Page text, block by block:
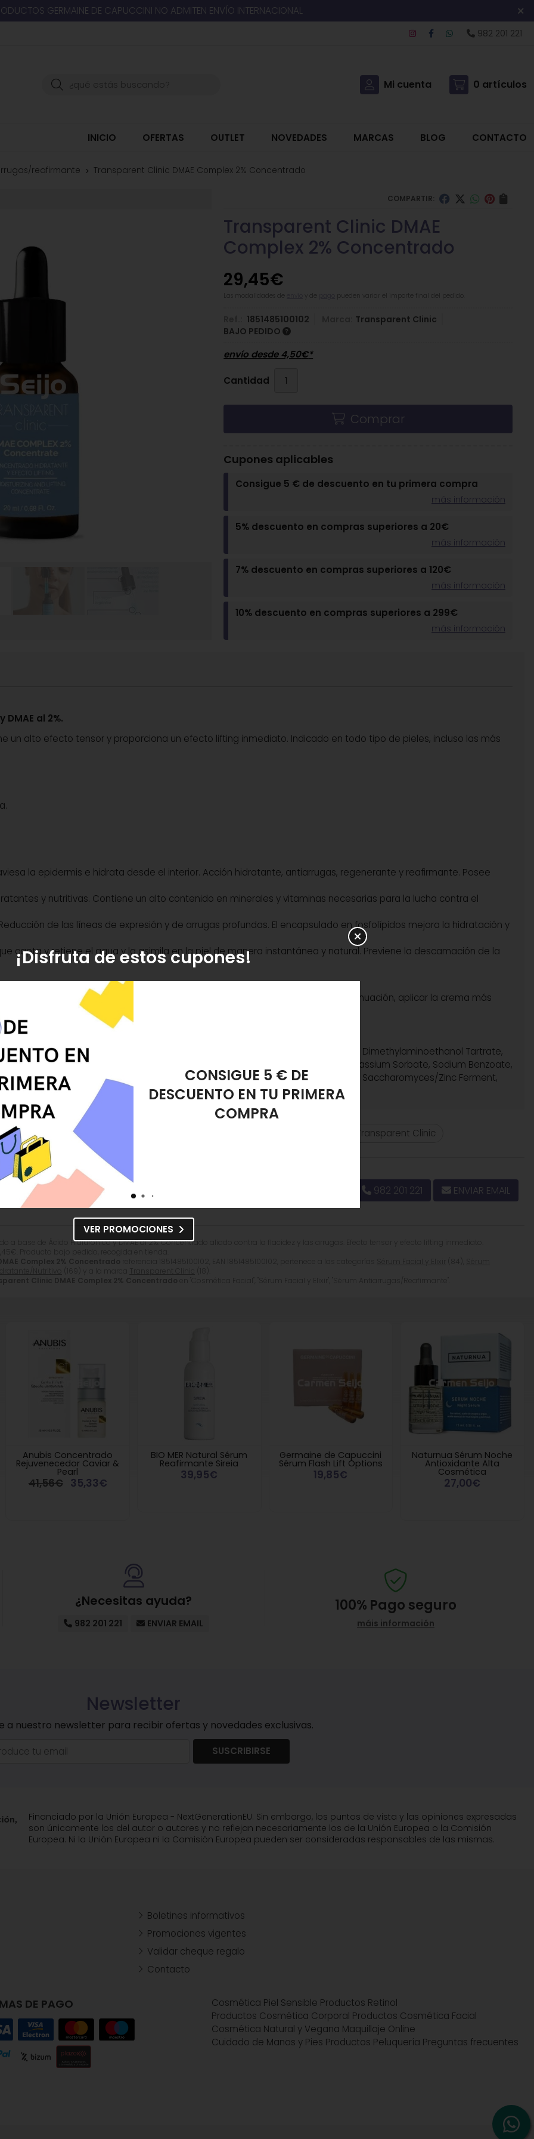
GERMAINE DE CAPUCCINI NO ADMITEN ENVÍO INTERNACIONAL
982 201 221
Buscar Mi cuenta 0 artículos
INICIO OFERTAS OUTLET NOVEDADES MARCAS BLOG CONTACTO
reafirmante Transparent Clinic DMAE Complex 2% Concentrado
COMPARTIR:
Transparent Clinic DMAE
Complex 2% Concentrado
29,45€
pueden variar el importe final del pedido.
1851485100102
Transparent Clinic
BAJO PEDIDO
envío desde4,50€*
Cantidad
Comprar
Cupones aplicables
Consigue 5 € de descuento en tu primera compra
más información
5% descuento en compras superiores a 20€
más información
7% descuento en compras superiores a 120€
más información
10% descuento en compras superiores a 299€
más información
a base de Ácido Hialurónico y DMAE al 2%. Concentrado aliado contra la flacidez y las arrugas. Efecto tensor y efecto lifting inmediato.
al 2%.
un alto efecto tensor y proporciona un efecto lifting inmediato. Indicado en todo tipo de pieles, incluso las más
la epidermis e hidrata desde el interior. Acción hidratante, antiarrugas, regenerante y reafirmante. Posee
y nutritivas. Contiene un alto contenido en minerales y vitaminas necesarias para la lucha contra el
de las líneas de expresión y de arrugas profundas. El encapsulado en fosfolípidos mejora la hidratación y
capta y retiene el agua y la asimila en la piel de manera instantánea y natural. Previene la descamación de la
cuello y escote, mediante un ligero masaje hasta su tota absorción. A continuación, aplicar la crema más
Hexanediol, Phenoxyethanol, Aloe Barbadensis Leaf Juice, Sodium Hyaluronate, Dimethylaminoethanol Tartrate,
Hydroxide, Sodium Phytate, Caesalpinia Spinosa Gum, Ethylhexylglycerin, Potassium Sorbate, Sodium Benzoate,
Saccharomyces/Magnesium Ferment, Saccharomyces/Silicon Ferment, Saccharomyces/Zinc Ferment,
Reafirmante Transparent Clinic
dudas.
982 201 221 ENVIAR EMAIL
Anubis Concentrado
Rejuvenecedor Caviar &
Pearl
41,56€ 35,33€
BIO MER Natural Sérum
Reafirmante Sireia
39,95€
Germaine de Capuccini
Sérum Flash Lift Options
19,85€
Naturnua Sérum Noche
Antioxidante Alta
Cosmética
27,00€
¿Necesitas ayuda?
982 201 221 ENVIAR EMAIL
100% Pago seguro
máis información
Newsletter
a nuestro newsletter para recibir ofertas y novedades exclusivas.
SUSCRIBIRSE
Financiado por la Unión Europea - NextGenerationEU. Sin embargo, los puntos de vista y las opiniones expresadas
son únicamente los del autor o autores y no reflejan necesariamente los de la Unión Europea o la Comisión
Europea. Ni la Unión Europea ni la Comisión Europea pueden ser consideradas responsables de las mismas.
DE PAGO
Boletines informativos
Promociones vigentes
Validar cheque regalo
Contacto
Cosmética Piel Sensible Productos Retinol
Productos Cosmética Corporal Productos Cosmética Facial
Cosmética Natural y Vegana Maquillaje Online
Cuidado de Manos y Pies Productos Peluquería Preguntas frecuentes
¡Disfruta de estos cupones!
REGALO ESPONJA
DESMAQUILLANTE
VER PROMOCIONES